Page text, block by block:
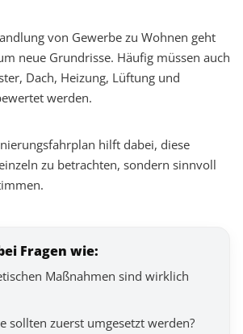
von Gewerbe zu Wohnen geht
neue Grundrisse. Häufig müssen auch
Dach, Heizung, Lüftung und
werden.
hilft dabei, diese
zu betrachten, sondern sinnvoll
Fragen wie:
Maßnahmen sind wirklich
sollten zuerst umgesetzt werden?